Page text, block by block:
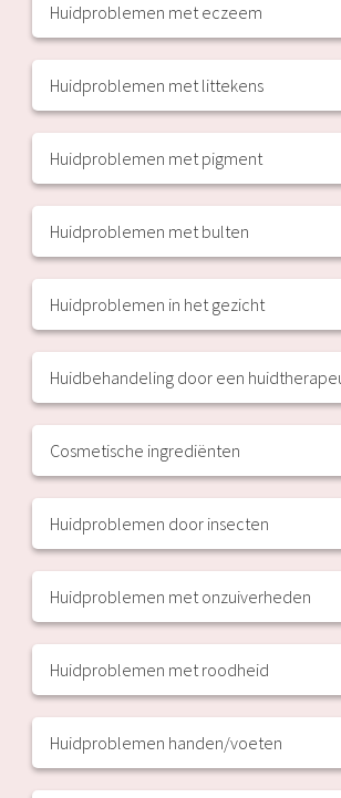
Huidproblemen met eczeem
Huidproblemen met littekens
Huidproblemen met pigment
Huidproblemen met bulten
Huidproblemen in het gezicht
Huidbehandeling door een
Cosmetische ingrediënten
Huidproblemen door insecten
Huidproblemen met onzuiverheden
Huidproblemen met roodheid
Huidproblemen handen/voeten